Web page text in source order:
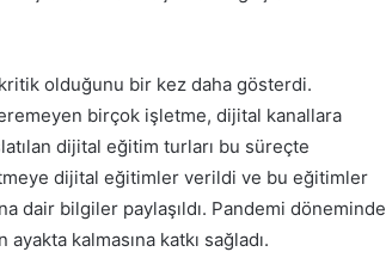
olduğunu bir kez daha gösterdi.
birçok işletme, dijital kanallara
dijital eğitim turları bu süreçte
dijital eğitimler verildi ve bu eğitimler
dair bilgiler paylaşıldı. Pandemi döneminde
kalmasına katkı sağladı.